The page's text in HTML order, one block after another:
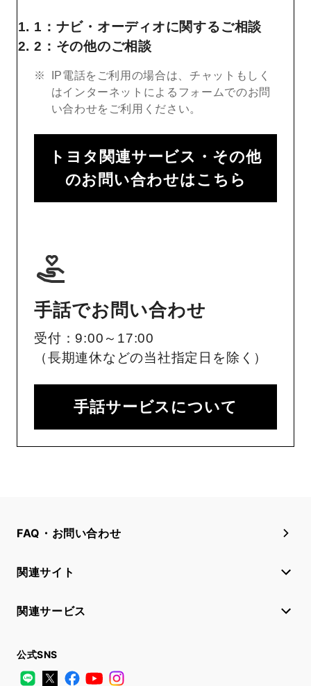
1：ナビ・オーディオに関するご相談
2：その他のご相談
IP電話をご利用の場合は、チャットもしく
はインターネットによるフォームでのお問
い合わせをご利用ください。
トヨタ関連サービス・その他
のお問い合わせはこちら
手話でお問い合わせ
受付：9:00～17:00
（長期連休などの当社指定日を除く）
手話サービスについて
FAQ・お問い合わせ
関連サイト
関連サービス
公式SNS
LINE
X FacebookYouTube